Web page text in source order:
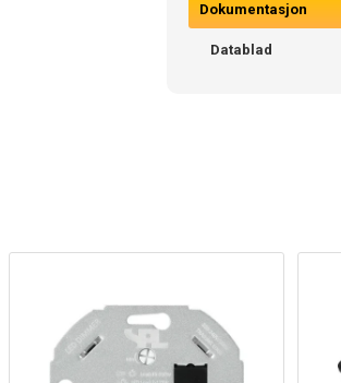
Dokumentasjon
Datablad